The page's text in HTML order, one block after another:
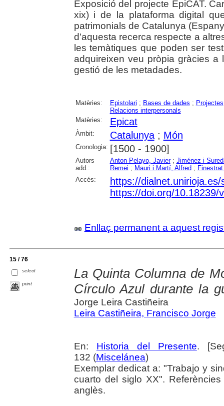
Exposició del projecte EpiCAT.
xix) i de la plataforma digital
patrimonials de Catalunya
d'aquesta recerca respecte a
les temàtiques que poden ser
adquireixen veu pròpia gràcies
gestió de les metadades.
Matèries: Epistolari ; Bases de dades ; Projectes
Relacions interpersonals
Matèries:
Epicat
Àmbit: Catalunya; Món
Cronologia: [1500 - 1900]
Autors
add.:
Anton Pelayo, Javier; Jiménez i
Remei ; Mauri i Martí, Alfred;
Accés:
https://
https://doi.org/10.18239/
Enllaç permanent a aquest
15 / 76
select
print
La Quinta Columna de
Círculo Azul durante la
Jorge Leira Castiñeira
Leira Castiñeira, Francisco Jorge
En: Historia del Presente.
132 (Miscelánea)
Exemplar dedicat a: "Trabajo y
cuarto del siglo XX".
anglès.